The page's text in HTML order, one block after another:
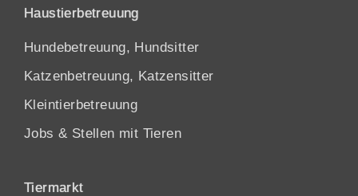
Haustierbetreuung
Hundebetreuung, Hundsitter
Katzenbetreuung, Katzensitter
Kleintierbetreuung
Jobs & Stellen mit Tieren
Tiermarkt